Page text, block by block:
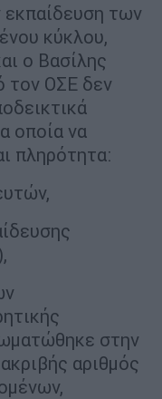
εκπαίδευση των
κύκλου,
ο Βασίλης
τον ΟΣΕ δεν
οποία να
πληρότητα:
στην
αριθμός